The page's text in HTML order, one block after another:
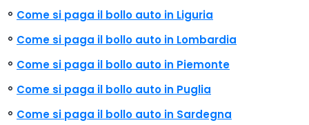
Come si paga il bollo auto in Liguria
Come si paga il bollo auto in Lombardia
Come si paga il bollo auto in Piemonte
Come si paga il bollo auto in Puglia
Come si paga il bollo auto in Sardegna